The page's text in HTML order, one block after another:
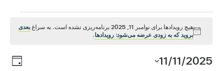
رویدادها
اطلاعیه
هیچ رویدادها برای نوامبر 11, 2025 برنامه‌ریزی نشده است. به سراغ
بعدی
بروید که به زودی عرضه می‌شود: رویدادها.
روز 11/11/2025